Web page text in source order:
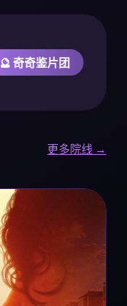
🔮 奇奇鉴片团
更多院线 →